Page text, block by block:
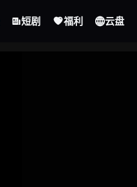
短剧 福利 云盘
小英的故事